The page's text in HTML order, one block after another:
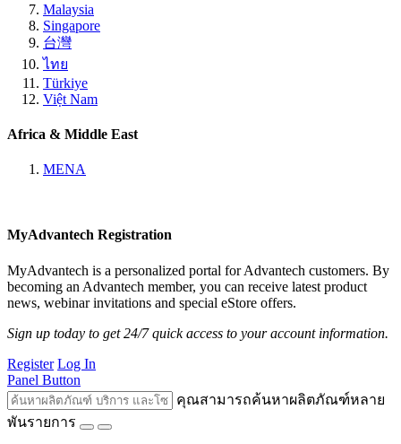
Malaysia
Singapore
台灣
ไทย
Türkiye
Việt Nam
Africa & Middle East
MENA
MyAdvantech Registration
MyAdvantech is a personalized portal for Advantech customers. By
becoming an Advantech member, you can receive latest product
news, webinar invitations and special eStore offers.
Sign up today to get 24/7 quick access to your account information.
Register Log In
Panel Button
คุณสามารถค้นหาผลิตภัณฑ์หลาย
พันรายการ